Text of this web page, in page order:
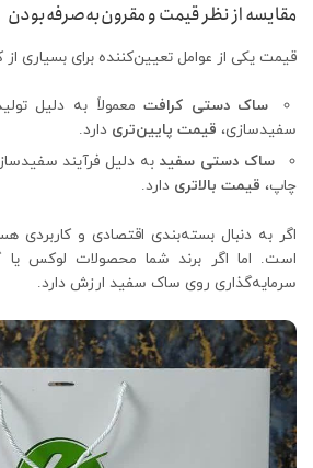
مقایسه از نظر قیمت و مقرون‌به‌صرفه‌بودن
قیمت یکی از عوامل تعیین‌کننده برای بسیاری
ساک دستی کرافتمعمولاً به دلیل
سفیدسازی، قیمت پایین‌تری دارد.
ساک دستی سفید به دلیل فرآیند
چاپ، قیمت بالاتری دارد.
اگر به دنبال بسته‌بندی اقتصادی و کاربردی
است. اما اگر برند شما محصولات لوکس یا
سرمایه‌گذاری روی ساک سفید ارزش دارد.